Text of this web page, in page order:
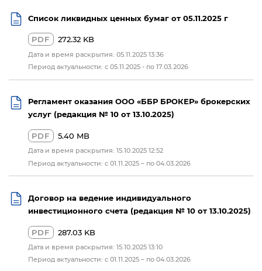
Список ликвидных ценных бумаг от 05.11.2025 г
PDF 272.32 KB
Дата и время раскрытия: 05.11.2025 13:36
Период актуальности: c 05.11.2025 - по 17.03.2026
Регламент оказания ООО «ББР БРОКЕР» брокерских
услуг (редакция № 10 от 13.10.2025)
PDF 5.40 MB
Дата и время раскрытия: 15.10.2025 12:52
Период актуальности: с 01.11.2025 – по 04.03.2026
Договор на ведение индивидуального
инвестиционного счета (редакция № 10 от 13.10.2025)
PDF 287.03 KB
Дата и время раскрытия: 15.10.2025 13:10
Период актуальности: с 01.11.2025 – по 04.03.2026